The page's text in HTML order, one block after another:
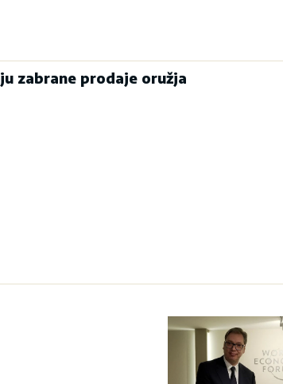
zabrane prodaje oružja